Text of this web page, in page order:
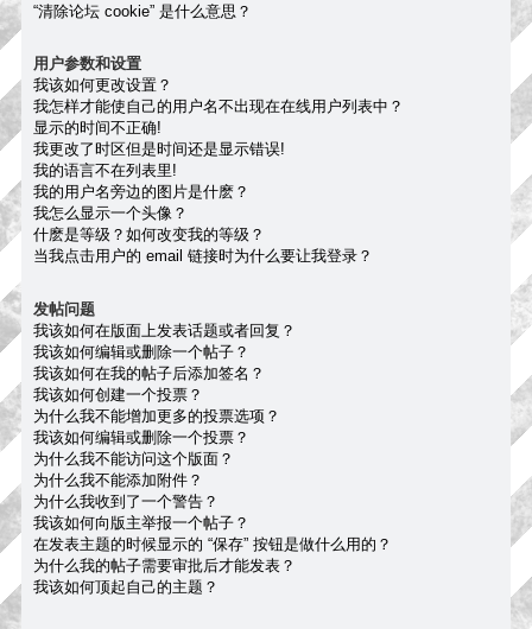
“清除论坛 cookie” 是什么意思？
用户参数和设置
我该如何更改设置？
我怎样才能使自己的用户名不出现在在线用户列表中？
显示的时间不正确!
我更改了时区但是时间还是显示错误!
我的语言不在列表里!
我的用户名旁边的图片是什麽？
我怎么显示一个头像？
什麽是等级？如何改变我的等级？
当我点击用户的 email 链接时为什么要让我登录？
发帖问题
我该如何在版面上发表话题或者回复？
我该如何编辑或删除一个帖子？
我该如何在我的帖子后添加签名？
我该如何创建一个投票？
为什么我不能增加更多的投票选项？
我该如何编辑或删除一个投票？
为什么我不能访问这个版面？
为什么我不能添加附件？
为什么我收到了一个警告？
我该如何向版主举报一个帖子？
在发表主题的时候显示的 “保存” 按钮是做什么用的？
为什么我的帖子需要审批后才能发表？
我该如何顶起自己的主题？